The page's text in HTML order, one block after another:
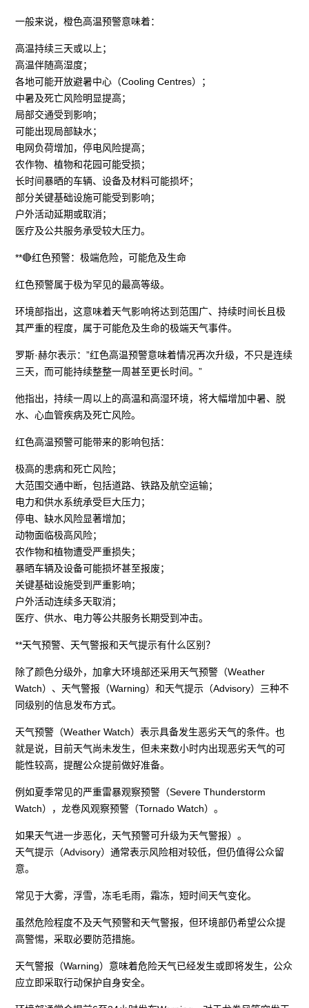
一般来说，橙色高温预警意味着：
高温持续三天或以上；
高温伴随高湿度；
各地可能开放避暑中心（Cooling Centres）；
中暑及死亡风险明显提高；
局部交通受到影响；
可能出现局部缺水；
电网负荷增加，停电风险提高；
农作物、植物和花园可能受损；
长时间暴晒的车辆、设备及材料可能损坏；
部分关键基础设施可能受到影响；
户外活动延期或取消；
医疗及公共服务承受较大压力。
**🔴红色预警：极端危险，可能危及生命
红色预警属于极为罕见的最高等级。
环境部指出，这意味着天气影响将达到范围广、持续时间长且极
其严重的程度，属于可能危及生命的极端天气事件。
罗斯·赫尔表示：”红色高温预警意味着情况再次升级，不只是连续
三天，而可能持续整整一周甚至更长时间。”
他指出，持续一周以上的高温和高湿环境，将大幅增加中暑、脱
水、心血管疾病及死亡风险。
红色高温预警可能带来的影响包括：
极高的患病和死亡风险；
大范围交通中断，包括道路、铁路及航空运输；
电力和供水系统承受巨大压力；
停电、缺水风险显著增加；
动物面临极高风险；
农作物和植物遭受严重损失；
暴晒车辆及设备可能损坏甚至报废；
关键基础设施受到严重影响；
户外活动连续多天取消；
医疗、供水、电力等公共服务长期受到冲击。
**天气预警、天气警报和天气提示有什么区别？
除了颜色分级外，加拿大环境部还采用天气预警（Weather
Watch）、天气警报（Warning）和天气提示（Advisory）三种不
同级别的信息发布方式。
天气预警（Weather Watch）表示具备发生恶劣天气的条件。也
就是说，目前天气尚未发生，但未来数小时内出现恶劣天气的可
能性较高，提醒公众提前做好准备。
例如夏季常见的严重雷暴观察预警（Severe Thunderstorm
Watch），龙卷风观察预警（Tornado Watch）。
如果天气进一步恶化，天气预警可升级为天气警报）。
天气提示（Advisory）通常表示风险相对较低，但仍值得公众留
意。
常见于大雾，浮雪，冻毛毛雨，霜冻，短时间天气变化。
虽然危险程度不及天气预警和天气警报，但环境部仍希望公众提
高警惕，采取必要防范措施。
天气警报（Warning）意味着危险天气已经发生或即将发生，公众
应立即采取行动保护自身安全。